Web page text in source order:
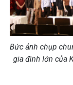
Bức ảnh chụp
gia đình lớn của